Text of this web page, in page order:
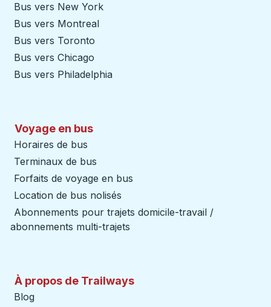
Bus vers New York
Bus vers Montreal
Bus vers Toronto
Bus vers Chicago
Bus vers Philadelphia
Voyage en bus
Horaires de bus
Terminaux de bus
Forfaits de voyage en bus
Location de bus nolisés
Abonnements pour trajets domicile-travail /
abonnements multi-trajets
À propos de Trailways
Blog